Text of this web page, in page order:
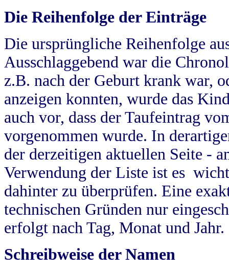
Die Reihenfolge der Einträge
Die ursprüngliche Reihenfolge
Ausschlaggebend war die
z.B. nach der Geburt krank war,
anzeigen konnten, wurde das
auch vor, dass der Taufeintrag
vorgenommen wurde. In
der derzeitigen aktuellen Seite -
Verwendung der Liste ist es
dahinter zu überprüfen. Eine
technischen Gründen nur
erfolgt nach Tag, Monat und Jahr.
Schreibweise der Namen